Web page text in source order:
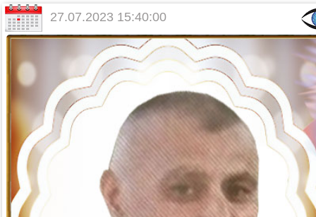
27.07.2023 15:40:00